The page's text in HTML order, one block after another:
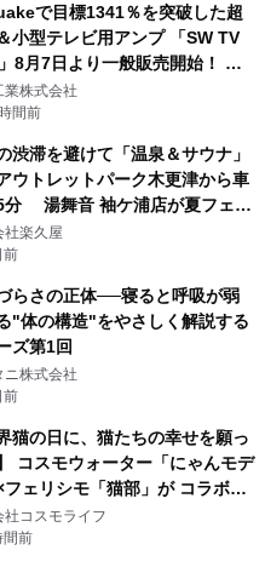
で目標1341％を突破した超
小型テレビ用アンプ 「SW TV
8月7日より一般販売開始！ ケ
1本つなぐだけ、テレビの音が
豊かに
業株式会社
間前
渋滞を避けて「温泉＆サウナ」
ウトレットパーク木更津から車
分 湯舞音 袖ケ浦店が夏フェア
ーを提供
社楽久屋
前
らさの正体──寝ると呼吸が弱
"体の構造"をやさしく解説する
ズ第1回
ニ株式会社
前
猫の日に、猫たちの幸せを願っ
コスモウォーター「にゃんモデ
フェリシモ「猫部」が コラボキ
ーンを実施
社コスモライフ
間前